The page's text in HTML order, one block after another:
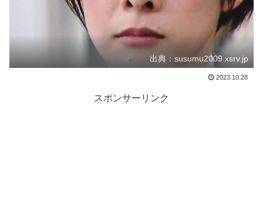
出典：susumu2009.xsrv.jp
2023.10.28
スポンサーリンク